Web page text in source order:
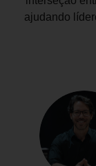
ajudando